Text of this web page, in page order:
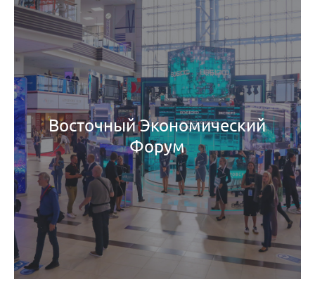
Восточный Экономический
Форум